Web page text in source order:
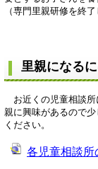
（専門里親研修を終
里親になる
お近くの児童相談所
親に興味があるので
ください。
各児童相談所